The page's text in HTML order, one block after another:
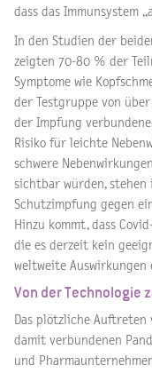
dass das Immunsystem
In den Studien der
zeigten 70-80 % der
Symptome wie
der Testgruppe von
der Impfung
Risiko für leichte
schwere
sichtbar würden, stehen
Schutzimpfung gegen
Hinzu kommt, dass
die es derzeit kein
weltweite Auswirkungen
Von der Technologie
Das plötzliche Auftreten
damit verbundenen
und